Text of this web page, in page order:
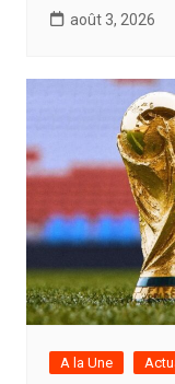
août 3, 2026
A la Une